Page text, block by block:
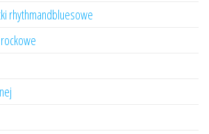
rhythmandbluesowe